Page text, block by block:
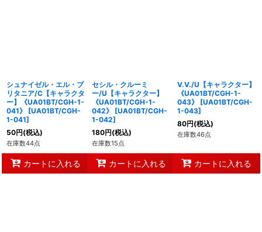
シュナイゼル・エル・ブ
リタニア/C【キャラクタ
ー】《UA01BT/CGH-1-
041》
[UA01BT/CGH-
1-041]
50円(税込)
在庫数44点
カートに入れる
セシル・クルーミ
ー/U【キャラクター】
《UA01BT/CGH-1-
042》
[UA01BT/CGH-
1-042]
180円(税込)
在庫数15点
カートに入れる
V.V./U【キャラクター】
《UA01BT/CGH-1-
043》
[UA01BT/CGH-
1-043]
80円(税込)
在庫数46点
カートに入れる